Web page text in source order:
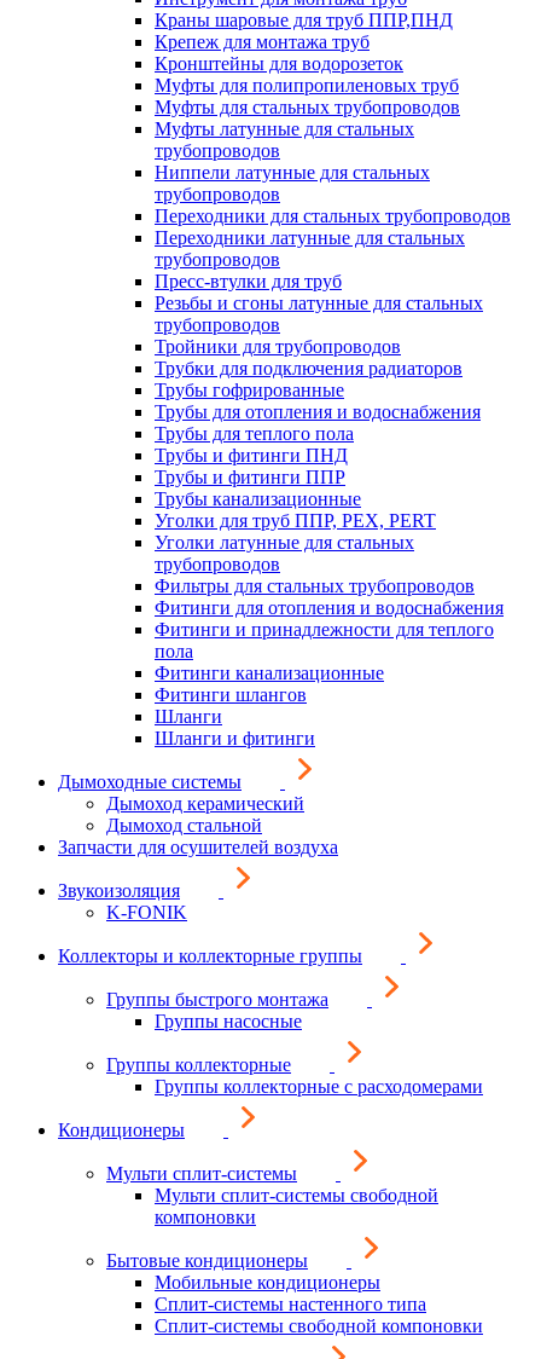
Краны шаровые для труб ППР,ПНД
Крепеж для монтажа труб
Кронштейны для водорозеток
Муфты для полипропиленовых труб
Муфты для стальных трубопроводов
Муфты латунные для стальных
трубопроводов
Ниппели латунные для стальных
трубопроводов
Переходники для стальных трубопроводов
Переходники латунные для стальных
трубопроводов
Пресс-втулки для труб
Резьбы и сгоны латунные для стальных
трубопроводов
Тройники для трубопроводов
Трубки для подключения радиаторов
Трубы гофрированные
Трубы для отопления и водоснабжения
Трубы для теплого пола
Трубы и фитинги ПНД
Трубы и фитинги ППР
Трубы канализационные
Уголки для труб ППР, PEX, PERT
Уголки латунные для стальных
трубопроводов
Фильтры для стальных трубопроводов
Фитинги для отопления и водоснабжения
Фитинги и принадлежности для теплого
пола
Фитинги канализационные
Фитинги шлангов
Шланги
Шланги и фитинги
Дымоходные системы
Дымоход керамический
Дымоход стальной
Запчасти для осушителей воздуха
Звукоизоляция
K-FONIK
Коллекторы и коллекторные группы
Группы быстрого монтажа
Группы насосные
Группы коллекторные
Группы коллекторные с расходомерами
Кондиционеры
Мульти сплит-системы
Мульти сплит-системы свободной
компоновки
Бытовые кондиционеры
Мобильные кондиционеры
Сплит-системы настенного типа
Сплит-системы свободной компоновки